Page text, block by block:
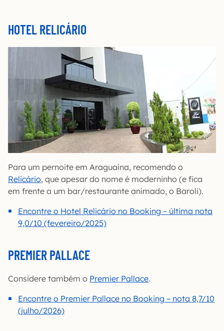
HOTEL RELICÁRIO
Para um pernoite em Araguaína, recomendo o
Relicário, que apesar do nome é moderninho (e fica
em frente a um bar/restaurante animado, o Baroli).
Encontre o Hotel Relicário no Booking – última nota
9,0/10 (fevereiro/2025)
PREMIER PALLACE
Considere também o Premier Pallace.
Encontre o Premier Pallace no Booking – nota 8,7/10
(julho/2026)